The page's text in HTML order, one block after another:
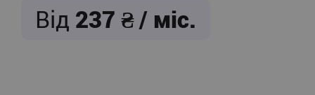
Від 237 / міс.